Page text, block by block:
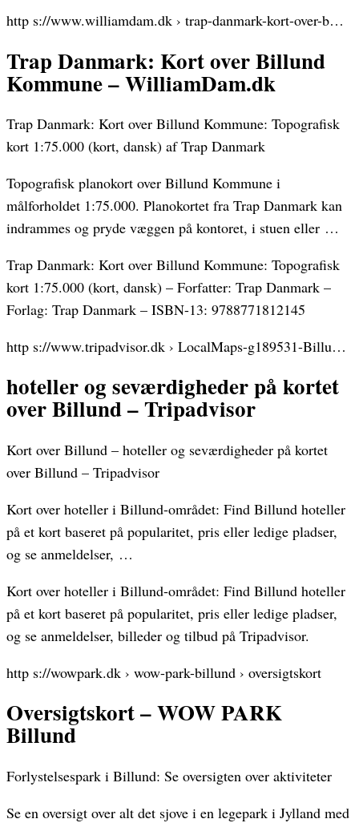
http s://www.williamdam.dk › trap-danmark-kort-over-b…
Trap Danmark: Kort over Billund
Kommune – WilliamDam.dk
Trap Danmark: Kort over Billund Kommune: Topografisk
kort 1:75.000 (kort, dansk) af Trap Danmark
Topografisk planokort over Billund Kommune i
målforholdet 1:75.000. Planokortet fra Trap Danmark kan
indrammes og pryde væggen på kontoret, i stuen eller …
Trap Danmark: Kort over Billund Kommune: Topografisk
kort 1:75.000 (kort, dansk) – Forfatter: Trap Danmark –
Forlag: Trap Danmark – ISBN-13: 9788771812145
http s://www.tripadvisor.dk › LocalMaps-g189531-Billu…
hoteller og seværdigheder på kortet
over Billund – Tripadvisor
Kort over Billund – hoteller og seværdigheder på kortet
over Billund – Tripadvisor
Kort over hoteller i Billund-området: Find Billund hoteller
på et kort baseret på popularitet, pris eller ledige pladser,
og se anmeldelser, …
Kort over hoteller i Billund-området: Find Billund hoteller
på et kort baseret på popularitet, pris eller ledige pladser,
og se anmeldelser, billeder og tilbud på Tripadvisor.
http s://wowpark.dk › wow-park-billund › oversigtskort
Oversigtskort – WOW PARK
Billund
Forlystelsespark i Billund: Se oversigten over aktiviteter
Se en oversigt over alt det sjove i en legepark i Jylland med